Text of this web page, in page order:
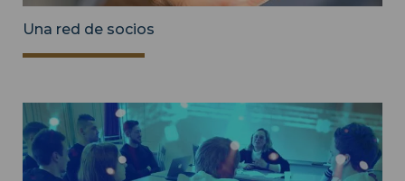
Una red de socios